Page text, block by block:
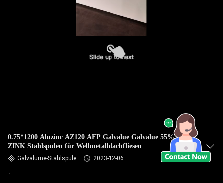
0.75*1200 Aluzinc AZ120 AFP Galvalue Galvalue 55% ALU
ZINK Stahlspulen für Wellmetalldachfliesen
Galvalume-Stahlspule 2023-12-06